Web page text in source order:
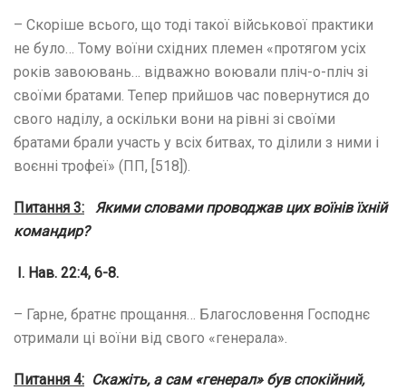
– Скоріше всього, що тоді такої військової практики
не було… Тому воїни східних племен «протягом усіх
років завоювань… відважно воювали пліч-о-пліч зі
своїми братами. Тепер прийшов час повернутися до
свого наділу, а оскільки вони на рівні зі своїми
братами брали участь у всіх битвах, то ділили з ними і
воєнні трофеї» (ПП, [518]).
Питання 3:
Якими словами проводжав цих воїнів їхній
командир?
І. Нав. 22:4, 6-8.
– Гарне, братнє прощання… Благословення Господнє
отримали ці воїни від свого «генерала».
Питання 4: Скажіть, а сам «генерал» був спокійний,